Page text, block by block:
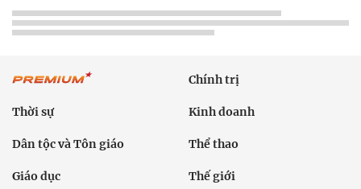
Chính trị
Thời sự Kinh doanh
Dân tộc và Tôn giáo Thể thao
Giáo dục Thế giới